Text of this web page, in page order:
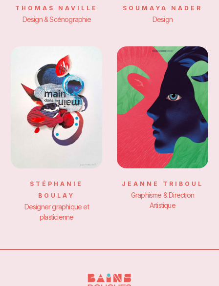
THOMAS NAVILLE
Design & Scénographie
SOUMAYA NADER
Design
STÉPHANIE
BOULAY
Designer graphique et
plasticienne
JEANNE TRIBOUL
Graphisme & Direction
Artistique